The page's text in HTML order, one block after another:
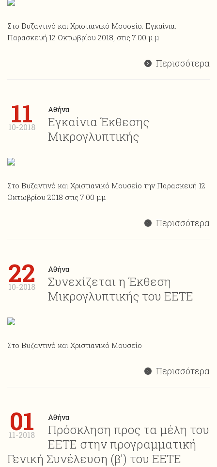
Στο Βυζαντινό και Χριστιανικό Μουσείο. Εγκαίνια:
Παρασκευή 12 Οκτωβρίου 2018, στις 7.00 μ.μ
Περισσότερα
11
10-2018
Αθήνα
Εγκαίνια Έκθεσης
Μικρογλυπτικής
Στο Βυζαντινό και Χριστιανικό Μουσείο την Παρασκευή 12
Οκτωβρίου 2018 στις 7:00 μμ
Περισσότερα
22
10-2018
Αθήνα
Συνεχίζεται η Έκθεση
Μικρογλυπτικής του ΕΕΤΕ
Στο Βυζαντινό και Χριστιανικό Μουσείο
Περισσότερα
01
11-2018
Αθήνα
Πρόσκληση προς τα μέλη του
ΕΕΤΕ στην προγραμματική
Γενική Συνέλευση (β') του ΕΕΤΕ